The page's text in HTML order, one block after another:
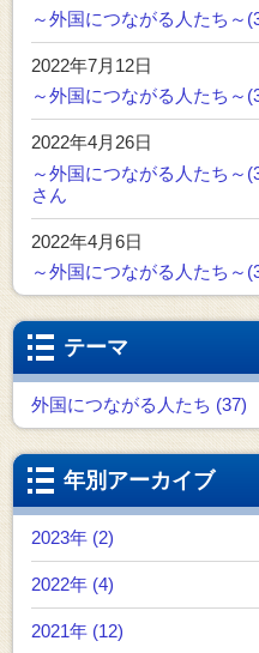
～外国につながる人たち～
2022年7月12日
～外国につながる人たち～
2022年4月26日
～外国につながる人たち～
さん
2022年4月6日
～外国につながる人たち～
テーマ
外国につながる人たち (37)
年別アーカイブ
2023年 (2)
2022年 (4)
2021年 (12)